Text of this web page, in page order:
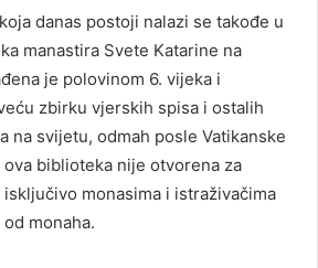
danas postoji nalazi se takođe u
manastira Svete Katarine na
je polovinom 6. vijeka i
zbirku vjerskih spisa i ostalih
na svijetu, odmah posle Vatikanske
biblioteka nije otvorena za
monasima i istraživačima
monaha.